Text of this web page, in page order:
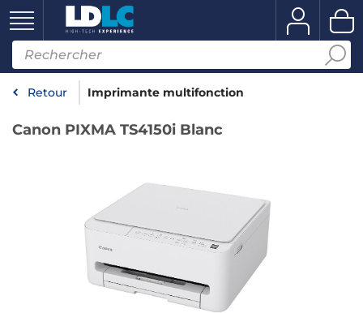
Retour Imprimante multifonction
Canon PIXMA TS4150i Blanc